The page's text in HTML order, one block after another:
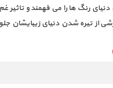
رنگ ها را می فهمند و
از تیره شدن دنیای زیبایشان